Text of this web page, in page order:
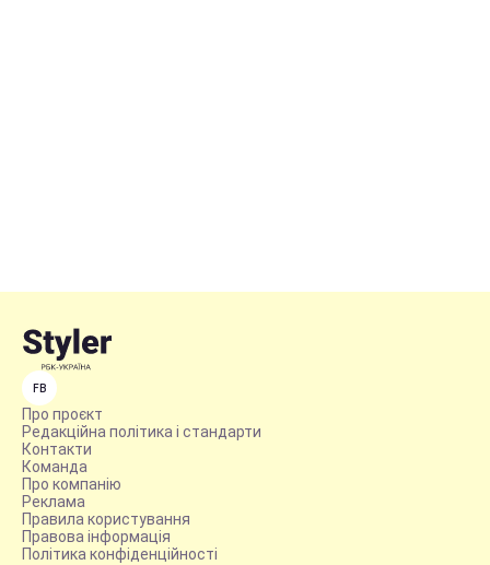
FB
Про проєкт
Редакційна політика і стандарти
Контакти
Команда
Про компанію
Реклама
Правила користування
Правова інформація
Політика конфіденційності